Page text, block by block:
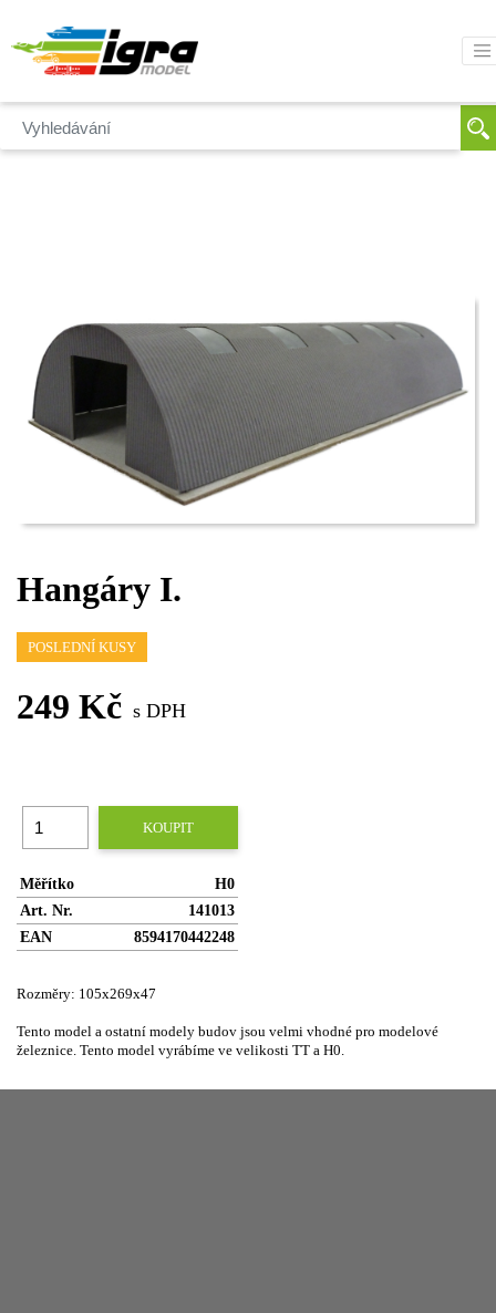
Hangáry I.
POSLEDNÍ KUSY
249 Kč s DPH
KOUPIT
Měřítko
H0
Art. Nr.
141013
EAN
8594170442248
Rozměry: 105x269x47
Tento model a ostatní modely budov jsou velmi vhodné pro modelové
železnice. Tento model vyrábíme ve velikosti TT a H0.